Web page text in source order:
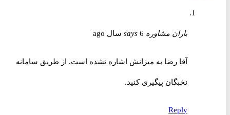
باران مشاوره says 6 سال ago
آقا رضا به میزانش اشاره نشده است. از طریق سامانه
نخبگان پیگیری کنید.
Reply